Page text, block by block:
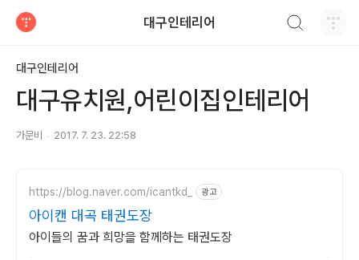
대구인테리어
대구인테리어
대구유치원,어린이집인테리어
가문비 2017. 7. 23. 22:58
https://blog.naver.com/icantkd_ 광고
아이캔 대곡 태권도장
아이들의 꿈과 희망을 함께하는 태권도장